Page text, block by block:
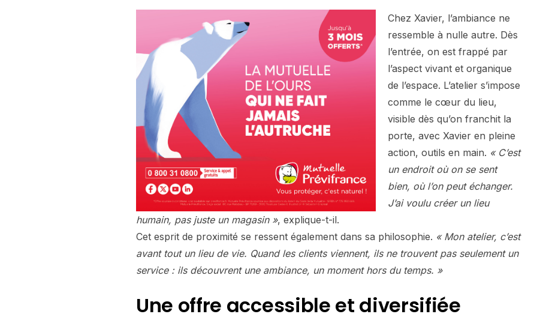
Chez Xavier, l’ambiance ne
ressemble à nulle autre. Dès
l’entrée, on est frappé par
l’aspect vivant et organique
de l’espace. L’atelier s’impose
comme le cœur du lieu,
visible dès qu’on franchit la
porte, avec Xavier en pleine
action, outils en main. « C’est
un endroit où on se sent
bien, où l’on peut échanger.
J’ai voulu créer un lieu
humain, pas juste un magasin », explique-t-il.
Cet esprit de proximité se ressent également dans sa philosophie. « Mon atelier, c’est
avant tout un lieu de vie. Quand les clients viennent, ils ne trouvent pas seulement un
service : ils découvrent une ambiance, un moment hors du temps. »
Une offre accessible et diversifiée